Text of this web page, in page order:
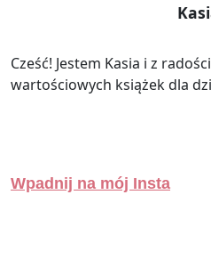
Cześć! Jestem Kasia i z
wartościowych książek dla
Wpadnij na mój Insta